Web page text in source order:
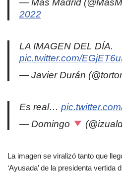
— Más Madrid
2022
LA IMAGEN DEL DÍA.
pic.twitter.com/
— Javier Durán
Es real…
— Domingo
La imagen se viralizó tanto que
‘Ayusada’ de la presidenta vertida